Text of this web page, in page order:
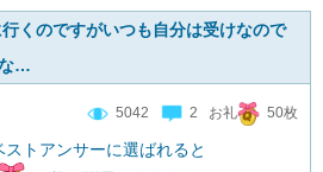
くのですがいつも自分は受けなので
…
5042 2 お礼 50枚
ストアンサーに選ばれると